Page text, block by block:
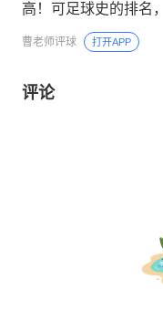
高！可足球史的排名
曹老师评球 打开APP
评论